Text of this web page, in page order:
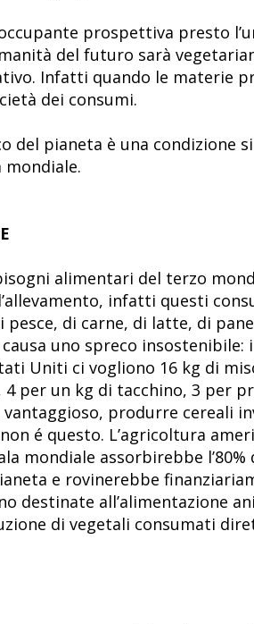
prospettiva presto
del futuro sarà
Infatti quando le materie
dei consumi.
del pianeta è una condizione
mondiale.
alimentari del terzo
infatti questi
di carne, di latte, di
uno spreco
Uniti ci vogliono 16 kg di
4 per un kg di tacchino, 3 per
produrre cereali
é questo. L’agricoltura
mondiale assorbirebbe
e rovinerebbe
destinate all’alimentazione
di vegetali consumati